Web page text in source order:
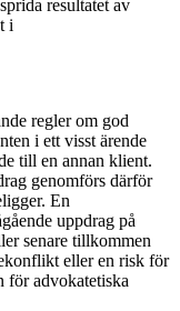
resultatet av
i
regler om god
i ett visst ärende
till en annan klient.
genomförs därför
En
uppdrag på
senare tillkommen
eller en risk för
för advokatetiska